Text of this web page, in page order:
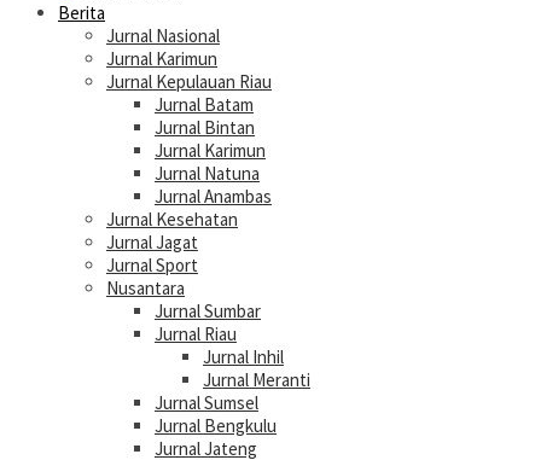
Berita
Jurnal Nasional
Jurnal Karimun
Jurnal Kepulauan Riau
Jurnal Batam
Jurnal Bintan
Jurnal Karimun
Jurnal Natuna
Jurnal Anambas
Jurnal Kesehatan
Jurnal Jagat
Jurnal Sport
Nusantara
Jurnal Sumbar
Jurnal Riau
Jurnal Inhil
Jurnal Meranti
Jurnal Sumsel
Jurnal Bengkulu
Jurnal Jateng